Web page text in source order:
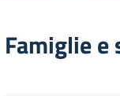
Famiglie